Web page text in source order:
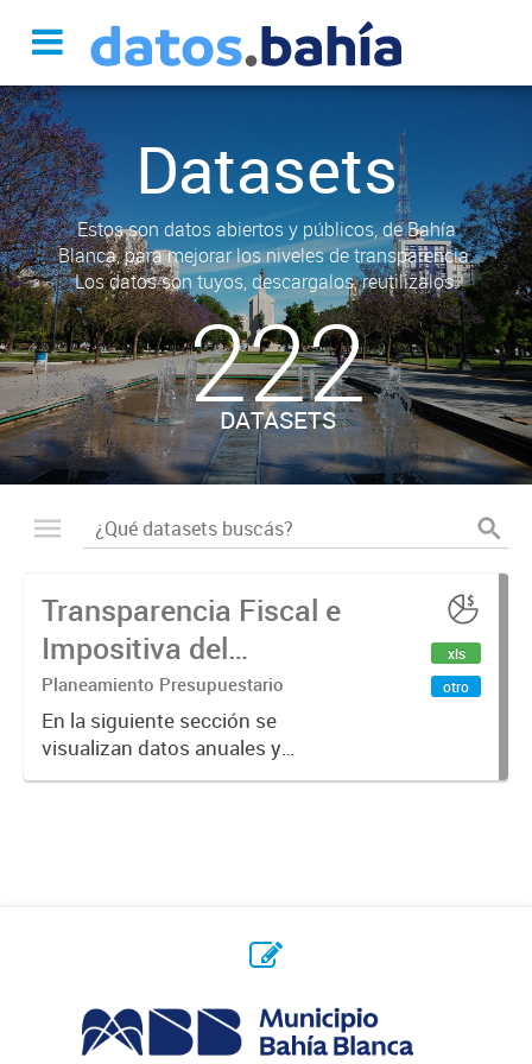
Datasets
Estos son datos abiertos y públicos, de Bahía
Blanca, para mejorar los niveles de transparencia.
Los datos son tuyos, descargalos, reutilizalos.
222
DATASETS
Transparencia Fiscal e
Impositiva del
Municipio. Año 2024
Planeamiento Presupuestario
En la siguiente sección se
visualizan datos anuales y
trimestrales referidos a la
xls
otro